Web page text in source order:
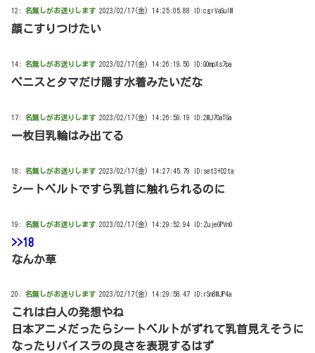
12: 名無しがお送りします 2023/02/17(金) 14:25:05.88 ID:cgrVaSuIM
顔こすりつけたい
14: 名無しがお送りします 2023/02/17(金) 14:26:19.50 ID:QOmpXs7pa
ペニスとタマだけ隠す水着みたいだな
17: 名無しがお送りします 2023/02/17(金) 14:26:59.19 ID:2MJ7OaTGa
一枚目乳輪はみ出てる
18: 名無しがお送りします 2023/02/17(金) 14:27:45.79 ID:set3+D2ta
シートベルトですら乳首に触れられるのに
19: 名無しがお送りします 2023/02/17(金) 14:29:52.94 ID:ZujeGPVn0
>>18
なんか草
20: 名無しがお送りします 2023/02/17(金) 14:29:58.47 ID:rSn8MJP4a
これは白人の発想やね
日本アニメだったらシートベルトがずれて乳首見えそうに
なったりパイスラの良さを表現するはず